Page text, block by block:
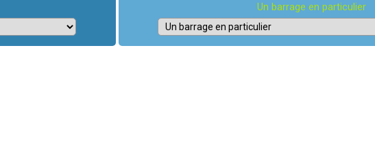
Un barrage en particulier